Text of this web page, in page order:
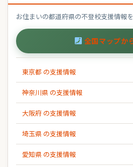
お住まいの都道府県の不登校支援情報
全国マップか
東京都 の支援情報
神奈川県 の支援情報
大阪府 の支援情報
埼玉県 の支援情報
愛知県 の支援情報